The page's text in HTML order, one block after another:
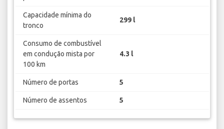
Capacidade mínima do
tronco
299 l
Consumo de combustível
em condução mista por
100 km
4.3 l
Número de portas 5
Número de assentos 5